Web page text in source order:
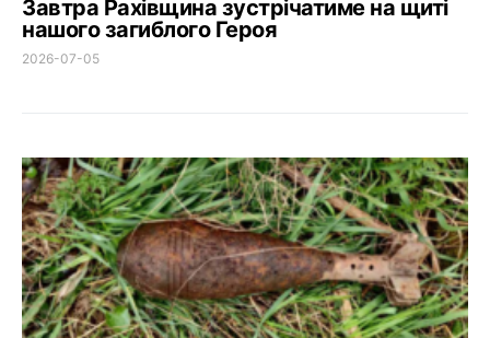
Завтра Рахівщина зустрічатиме на щиті
нашого загиблого Героя
2026-07-05